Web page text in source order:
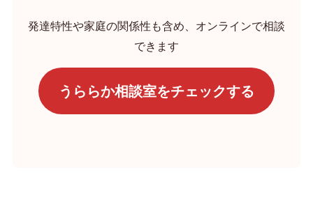
発達特性や家庭の関係性も含め、オンラインで相談
できます
うららか相談室をチェックする